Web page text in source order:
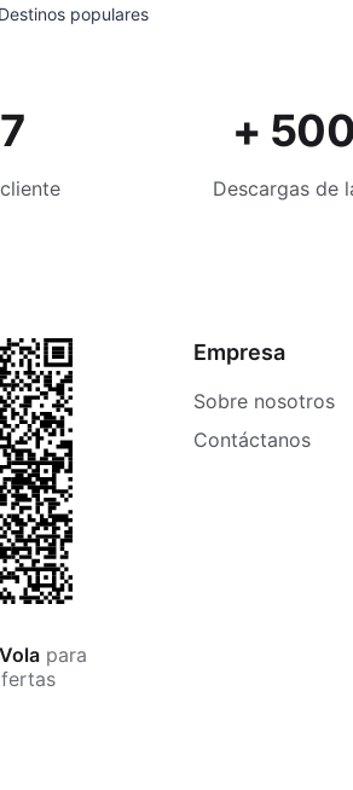
Destinos populares
+
Descargas de
para
Empresa
Sobre nosotros
Contáctanos